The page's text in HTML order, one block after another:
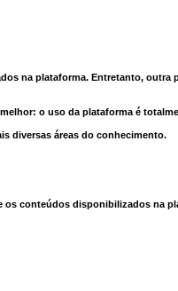
na plataforma. Entretanto,
o uso da plataforma é
diversas áreas do conhecimento.
os conteúdos disponibilizados na